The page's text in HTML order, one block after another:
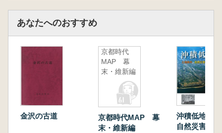
あなたへのおすすめ
金沢の古道
京都時代
MAP 幕
末・維新編
京都時代MAP 幕
末・維新編
沖積低地 土地条件と
自然災害リ